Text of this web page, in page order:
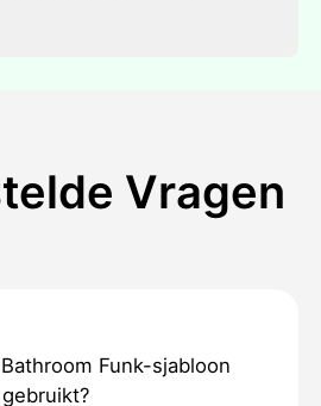
Vragen
Funk-sjabloon